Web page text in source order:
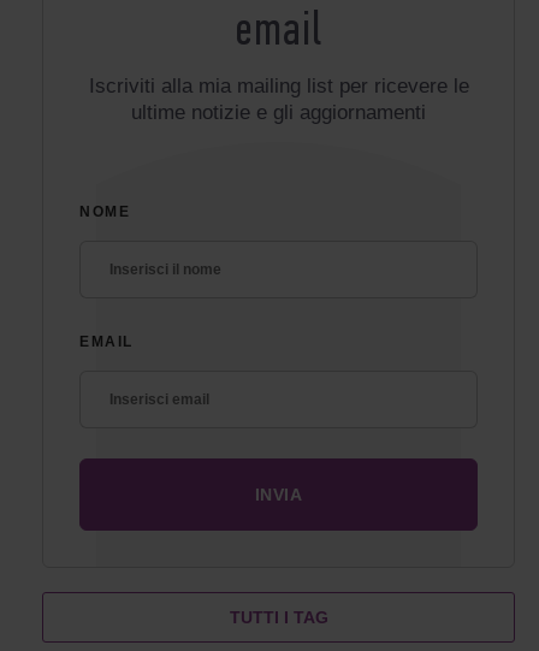
email
Iscriviti alla mia mailing list per ricevere le
ultime notizie e gli aggiornamenti
NOME
EMAIL
TUTTI I TAG